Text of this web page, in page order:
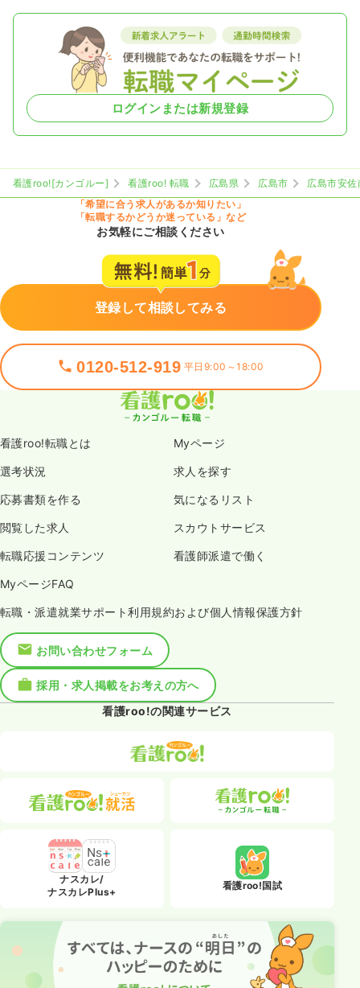
ログインまたは新規登録
看護roo![カンゴルー] 看護roo! 転職 広島県 広島市
広島市安佐
「希望に合う求人があるか知りたい」
「転職するかどうか迷っている」など
お気軽にご相談ください
登録して相談してみる
0120-512-919 平日9:00～18:00
看護roo!転職とは Myページ
選考状況 求人を探す
応募書類を作る 気になるリスト
閲覧した求人 スカウトサービス
転職応援コンテンツ 看護師派遣で働く
MyページFAQ
転職・派遣就業サポート利用規約および個人情報保護方針
お問い合わせフォーム
採用・求人掲載をお考えの方へ
看護roo!の関連サービス
ナスカレ/
ナスカレPlus+
看護roo!国試